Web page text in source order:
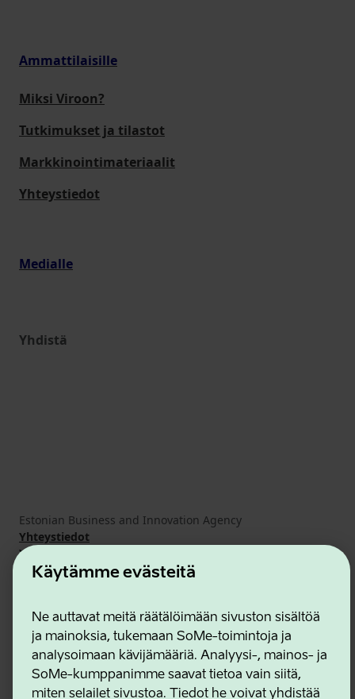
Käytämme evästeitä
Ne auttavat meitä räätälöimään sivuston sisältöä
ja mainoksia, tukemaan SoMe-toimintoja ja
analysoimaan kävijämääriä. Analyysi-, mainos- ja
SoMe-kumppanimme saavat tietoa vain siitä,
miten selailet sivustoa. Tiedot he voivat yhdistää
Ammattilaisille
Miksi Viroon?
Tutkimukset ja tilastot
Markkinointimateriaalit
Yhteystiedot
Medialle
Yhdistä
Estonian Business and Innovation Agency
Yhteystiedot
Yhteistyökumppanit
Käyttöehdot
Eväste- ja tietosuojakäytäntö